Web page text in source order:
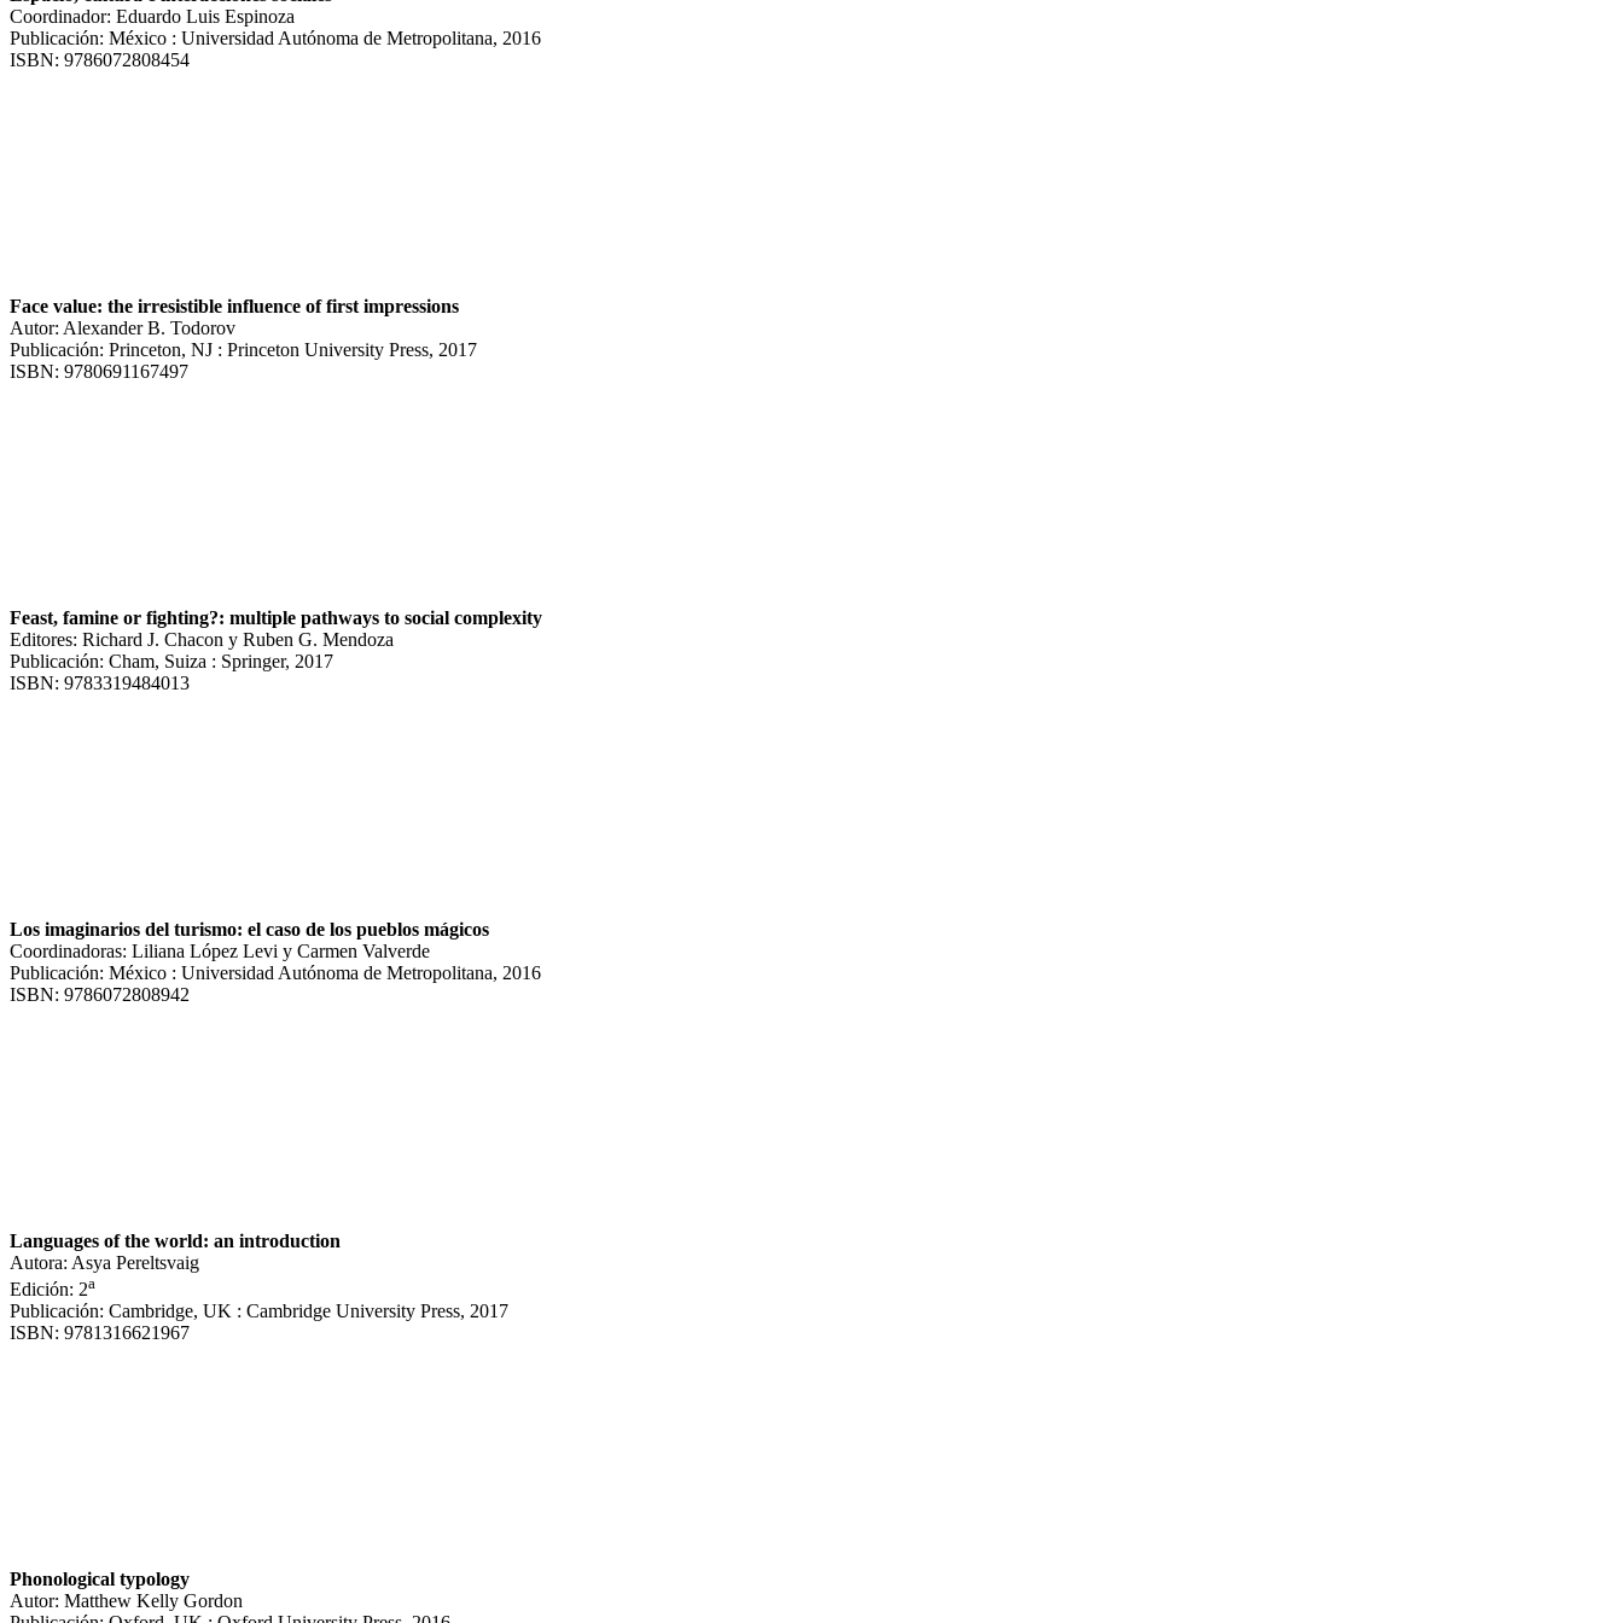
Coordinador: Eduardo Luis Espinoza
Publicación: México : Universidad Autónoma de Metropolitana, 2016
ISBN: 9786072808454
Face value: the irresistible influence of first impressions
Autor: Alexander B. Todorov
Publicación: Princeton, NJ : Princeton University Press, 2017
ISBN: 9780691167497
Feast, famine or fighting?: multiple pathways to social complexity
Editores: Richard J. Chacon y Ruben G. Mendoza
Publicación: Cham, Suiza : Springer, 2017
ISBN: 9783319484013
Los imaginarios del turismo: el caso de los pueblos mágicos
Coordinadoras: Liliana López Levi y Carmen Valverde
Publicación: México : Universidad Autónoma de Metropolitana, 2016
ISBN: 9786072808942
Languages of the world: an introduction
Autora: Asya Pereltsvaig
Edición: 2a
Publicación: Cambridge, UK : Cambridge University Press, 2017
ISBN: 9781316621967
Phonological typology
Autor: Matthew Kelly Gordon